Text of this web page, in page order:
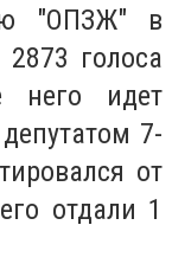
"ОПЗЖ" в
голоса
него идет
7-
от
отдали 1